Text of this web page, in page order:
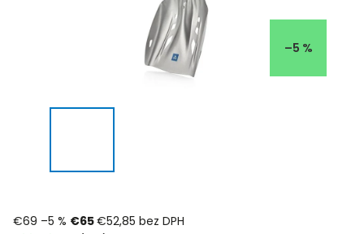
–5 %
€69 –5 % €65€52,85 bez DPH